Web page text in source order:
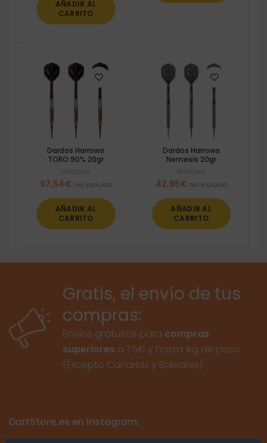
AÑADIR AL
CARRITO
Dardos Harrows
TORO 90% 20gr
Harrows
97,54€ Iva incluido
AÑADIR AL
CARRITO
Dardos Harrows
Nemesis 20gr
Harrows
42,95€ Iva incluido
AÑADIR AL
CARRITO
Gratis, el envío de tus
compras:
Envíos gratuitos para compras
superiores a 75€ y hasta 1kg de peso.
(Excepto Canarias y Baleares)
DartStore.es en Instagram: